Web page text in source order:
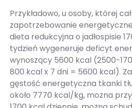
Przykładowo, u osoby, której
zapotrzebowanie
dieta redukcyjna o jadłospisie
tydzień wygeneruje deficyt
wynoszący 5600 kcal (2500-
800 kcal x 7 dni = 5600 kcal).
gęstość energetyczna tkanki
około 7770 kcal/kg, można